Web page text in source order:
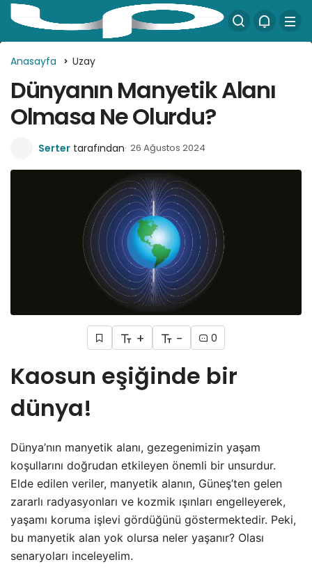
Anasayfa Uzay
Dünyanın Manyetik Alanı
Olmasa Ne Olurdu?
Serter tarafından 26 Ağustos 2024
+ - 0
Kaosun eşiğinde bir
dünya!
Dünya’nın manyetik alanı, gezegenimizin yaşam
koşullarını doğrudan etkileyen önemli bir unsurdur.
Elde edilen veriler, manyetik alanın, Güneş’ten gelen
zararlı radyasyonları ve kozmik ışınları engelleyerek,
yaşamı koruma işlevi gördüğünü göstermektedir. Peki,
bu manyetik alan yok olursa neler yaşanır? Olası
senaryoları inceleyelim.